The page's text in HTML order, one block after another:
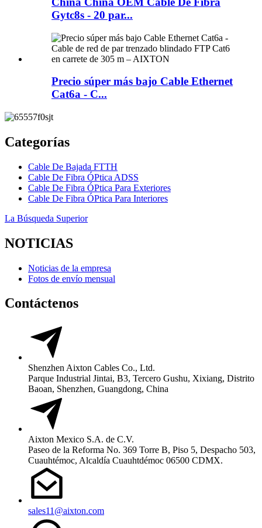
Gytc8s - 20 par...
Precio súper más bajo Cable Ethernet
Cat6a - C...
Categorías
Cable De Bajada FTTH
Cable De Fibra ÓPtica ADSS
Cable De Fibra ÓPtica Para Exteriores
Cable De Fibra ÓPtica Para Interiores
La Búsqueda Superior
NOTICIAS
Noticias de la empresa
Fotos de envío mensual
Contáctenos
Shenzhen Aixton Cables Co., Ltd.
Parque Industrial Jintai, B3, Tercero Gushu, Xixiang, Distrito
Baoan, Shenzhen, Guangdong, China
Aixton Mexico S.A. de C.V.
Paseo de la Reforma No. 369 Torre B, Piso 5, Despacho 503,
Cuauhtémoc, Alcaldía Cuauhtdémoc 06500 CDMX.
sales11@aixton.com